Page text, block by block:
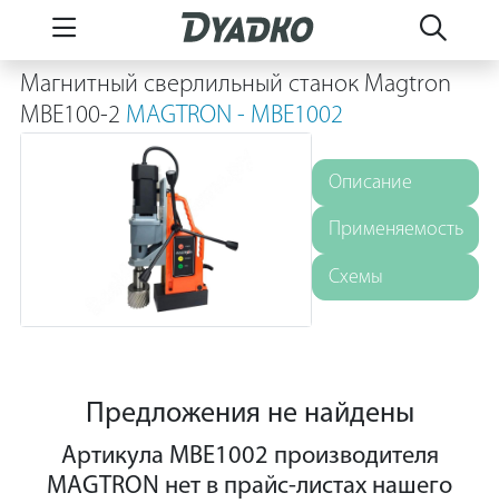
Магнитный сверлильный станок Magtron
MBE100-2 MAGTRON - MBE1002
Описание
Применяемость
Схемы
Предложения не найдены
Артикула MBE1002 производителя
MAGTRON нет в прайс-листах нашего